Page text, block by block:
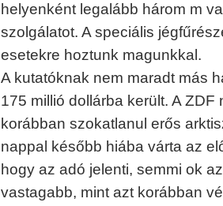
helyenként legalább három m
szolgálatot. A speciális
esetekre hoztunk magunkkal.
A kutatóknak nem maradt más
175 millió dollárba került. A ZDF
korábban szokatlanul erős
nappal később hiába várta az
hogy az adó jelenti, semmi ok
vastagabb, mint azt korábban